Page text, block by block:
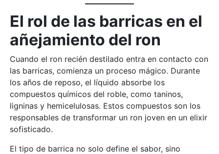
El rol de las barricas en el
añejamiento del ron
Cuando el ron recién destilado entra en contacto con
las barricas, comienza un proceso mágico. Durante
los años de reposo, el líquido absorbe los
compuestos químicos del roble, como taninos,
ligninas y hemicelulosas. Estos compuestos son los
responsables de transformar un ron joven en un elixir
sofisticado.
El tipo de barrica no solo define el sabor, sino